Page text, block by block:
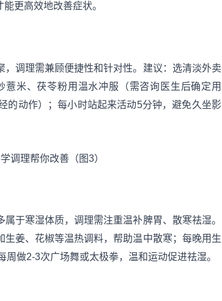
更高效地改善症状。
，调理需兼顾便捷性和针对性。建议：选清淡外卖
薏米、茯苓粉用温水冲服（需咨询医生后确定用
的动作）；每小时站起来活动5分钟，避免久坐影
于寒湿体质，调理需注重温补脾胃、散寒祛湿。
姜、花椒等温热调料，帮助温中散寒；每晚用生
做2-3次广场舞或太极拳，温和运动促进祛湿。